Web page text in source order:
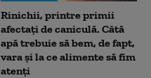
Rinichii, printre primii
afectați de caniculă. Câtă
apă trebuie să bem, de fapt,
vara și la ce alimente să fim
atenți